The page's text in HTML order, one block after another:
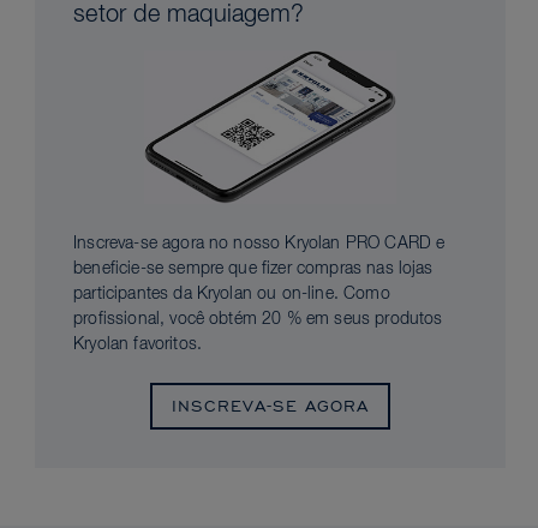
setor de maquiagem?
Inscreva-se agora no nosso Kryolan PRO CARD e
beneficie-se sempre que fizer compras nas lojas
participantes da Kryolan ou on-line. Como
profissional, você obtém 20 % em seus produtos
Kryolan favoritos.
INSCREVA-SE AGORA